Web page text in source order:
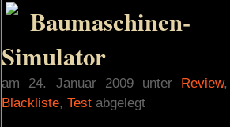
Baumaschinen-
Simulator
am 24. Januar 2009 unter Review,
Blackliste,Test abgelegt